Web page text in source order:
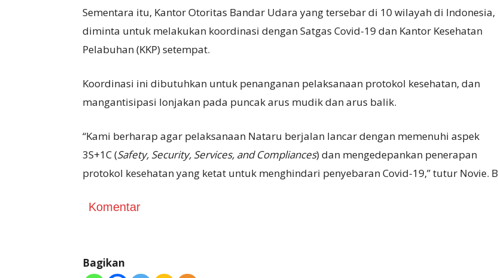
Sementara itu, Kantor Otoritas Bandar Udara yang tersebar di 10 wilayah di Indonesia,
diminta untuk melakukan koordinasi dengan Satgas Covid-19 dan Kantor Kesehatan
Pelabuhan (KKP) setempat.
Koordinasi ini dibutuhkan untuk penanganan pelaksanaan protokol kesehatan, dan
mangantisipasi lonjakan pada puncak arus mudik dan arus balik.
“Kami berharap agar pelaksanaan Nataru berjalan lancar dengan memenuhi aspek
3S+1C (Safety, Security, Services, and Compliances) dan mengedepankan penerapan
protokol kesehatan yang ketat untuk menghindari penyebaran Covid-19,” tutur Novie. B
Komentar
Bagikan